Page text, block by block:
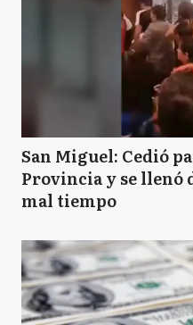
San Miguel: Cedió
Provincia y se llenó
mal tiempo